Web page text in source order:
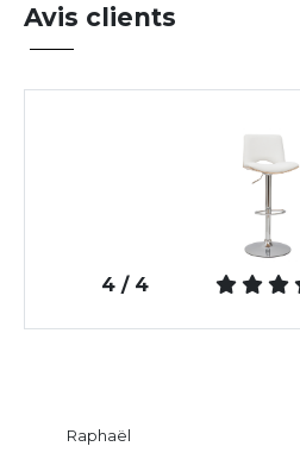
Avis clients
4 / 4
Raphaël